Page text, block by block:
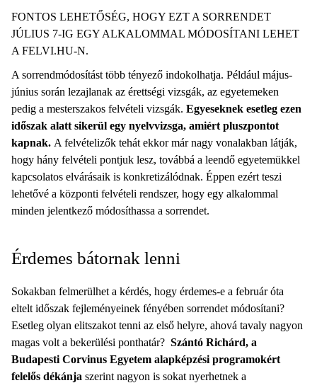
FONTOS LEHETŐSÉG, HOGY EZT A SORRENDET
JÚLIUS 7-IG EGY ALKALOMMAL MÓDOSÍTANI LEHET
A FELVI.HU-N.
A sorrendmódosítást több tényező indokolhatja. Például május-
június során lezajlanak az érettségi vizsgák, az egyetemeken
pedig a mesterszakos felvételi vizsgák. Egyeseknek esetleg ezen
időszak alatt sikerül egy nyelvvizsga, amiért pluszpontot
kapnak. A felvételizők tehát ekkor már nagy vonalakban látják,
hogy hány felvételi pontjuk lesz, továbbá a leendő egyetemükkel
kapcsolatos elvárásaik is konkretizálódnak. Éppen ezért teszi
lehetővé a központi felvételi rendszer, hogy egy alkalommal
minden jelentkező módosíthassa a sorrendet.
Érdemes bátornak lenni
Sokakban felmerülhet a kérdés, hogy érdemes-e a február óta
eltelt időszak fejleményeinek fényében sorrendet módosítani?
Esetleg olyan elitszakot tenni az első helyre, ahová tavaly nagyon
magas volt a bekerülési ponthatár? Szántó Richárd, a
Budapesti Corvinus Egyetem alapképzési programokért
felelős dékánja szerint nagyon is sokat nyerhetnek a